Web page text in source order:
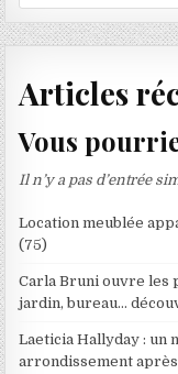
Articles
Vous
Il n’y a pas d’entrée
Location meublée
(75)
Carla Bruni ouvre les
jardin, bureau…
Laeticia Hallyday : un
arrondissement après